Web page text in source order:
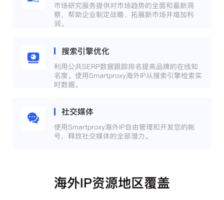
市场研究服务提供对市场趋势的全面和最新洞
察，帮助企业制定战略、拓展新市场并增加利
润。
搜索引擎优化
利用公共SERP数据跟踪排名提高品牌的在线知
名度。使用Smartproxy海外IP从搜索引擎检索实
时数据。
社交媒体
使用Smartproxy海外IP自由管理和开发您的帐
号，释放社交媒体的全部潜力。
海外IP资源地区覆盖